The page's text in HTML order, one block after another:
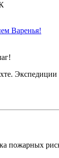
Варенья!
Экспедиции
пожарных